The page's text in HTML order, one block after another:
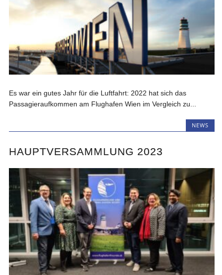
Es war ein gutes Jahr für die Luftfahrt: 2022 hat sich das
Passagieraufkommen am Flughafen Wien im Vergleich zu...
NEWS
HAUPTVERSAMMLUNG 2023